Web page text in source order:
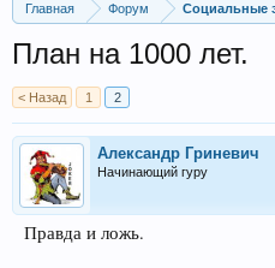
Главная Форум Социальные
План на 1000 лет.
< Назад 1 2
Александр Гриневич
Начинающий гуру
Правда и ложь.